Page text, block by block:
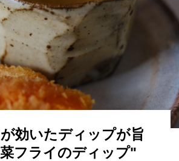
効いたディップが旨
フライのディップ"